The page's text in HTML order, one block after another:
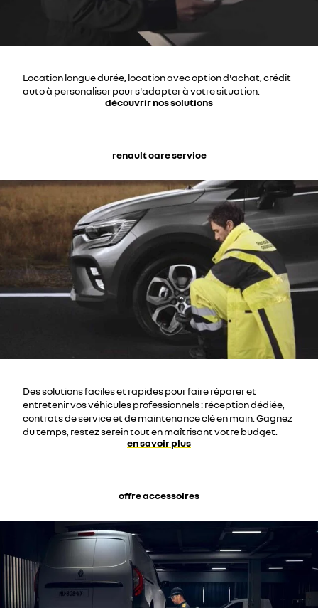
Location longue durée, location avec option d'achat, crédit
auto à personaliser pour s'adapter à votre situation.
découvrir nos solutions
renault care service
Des solutions faciles et rapides pour faire réparer et
entretenir vos véhicules professionnels : réception dédiée,
contrats de service et de maintenance clé en main. Gagnez
du temps, restez serein tout en maîtrisant votre budget.
en savoir plus
offre accessoires